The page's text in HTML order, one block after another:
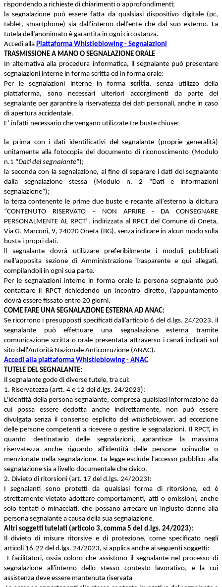
rispondendo a richieste di chiarimenti o approfondimenti;
la segnalazione può essere fatta da qualsiasi dispositivo digitale (pc,
tablet, smartphone) sia dall’interno dell’ente che dal suo esterno. La
tutela dell’anonimato è garantita in ogni circostanza.
Accedi alla Piattaforma Whistleblowing - Segnalazioni
TRASMISSIONE A MANO O SEGNALAZIONE ORALE
In alternativa alla procedura informatica, il segnalante può presentare
segnalazioni interne in forma scritta ed in forma orale:
Per le segnalazioni interne in formascritta, senza utilizzo della
piattaforma, sono necessari ulteriori accorgimenti da parte del
segnalante per garantire la riservatezza dei dati personali, anche in caso
di apertura accidentale.
E’ infatti necessario che vengano utilizzate tre buste chiuse:
la prima con i dati identificativi del segnalante (proprie generalità)
unitamente alla fotocopia del documento di riconoscimento (Modulo
n.1 “Dati del segnalante”);
la seconda con la segnalazione, al fine di separare i dati del segnalante
dalla segnalazione stessa (Modulo n. 2 “Dati e informazioni
segnalazione”);
la terza contenente le prime due buste e recante all’esterno la dicitura
“CONTENUTO RISERVATO – NON APRIRE - DA CONSEGNARE
PERSONALMENTE AL RPCT”. indirizzata al RPCT del Comune di Oneta,
Via G. Marconi, 9, 24020 Oneta (BG), senza indicare in alcun modo sulla
busta i propri dati.
ll segnalante dovrà utilizzare preferibilmente i moduli pubblicati
nell’apposita sezione di Amministrazione Trasparente e qui allegati,
compilandoli in ogni sua parte.
Per le segnalazioni interne in forma orale la persona segnalante può
contattare il RPCT richiedendo un incontro diretto, l’appuntamento
dovrà essere fissato entro 20 giorni.
COME FARE UNA SEGNALAZIONE ESTERNA AD ANAC:
Se ricorrono i presupposti specificati dall’articolo 6 del d.lgs. 24/2023, il
segnalante può effettuare una segnalazione esterna tramite
comunicazione scritta o orale presentata attraverso i canali indicati sul
sito dell'Autorità Nazionale Anticorruzione (ANAC).
Accedi alla piattaforma Whistleblowing - ANAC
TUTELE DEL SEGNALANTE:
Il segnalante gode di diverse tutele, tra cui:
1. Riservatezza (artt. 4 e 12 del d.lgs. 24/2023):
L'identità della persona segnalante, compresa qualsiasi informazione da
cui possa essere dedotta anche indirettamente, non può essere
divulgata senza il consenso esplicito delwhistleblower, ad eccezione
delle persone competenti a ricevere o gestire le segnalazioni. Il RPCT, in
quanto destinatario delle segnalazioni, garantisce la massima
riservatezza anche riguardo all'identità delle persone coinvolte o
menzionate nella segnalazione. La legge esclude l'accesso pubblico alla
segnalazione sia a livello documentale che civico.
2. Divieto di ritorsioni (art. 17 del d.lgs. 24/2023):
I segnalanti sono protetti da qualsiasi forma di ritorsione, ed è
strettamente vietato adottare comportamenti, atti o omissioni, anche
solo tentati o minacciati, che possano arrecare un ingiusto danno alla
persona segnalante a causa della sua segnalazione.
Altri soggetti tutelati (articolo 3, comma 5 del d.lgs. 24/2023):
Il divieto di misure ritorsive e di protezione, come specificato negli
articoli 16-22 del d.lgs. 24/2023, si applica anche ai seguenti soggetti:
I facilitatori, ossia coloro che assistono il segnalante nel processo di
segnalazione all'interno dello stesso contesto lavorativo, e la cui
assistenza deve essere mantenuta riservata